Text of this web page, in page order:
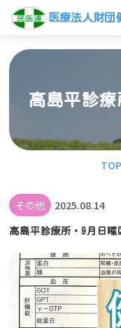
Skip
to
content
医療法人財団
高島平診
TOP
その他 2025.08.14
高島平診療所・9月日曜